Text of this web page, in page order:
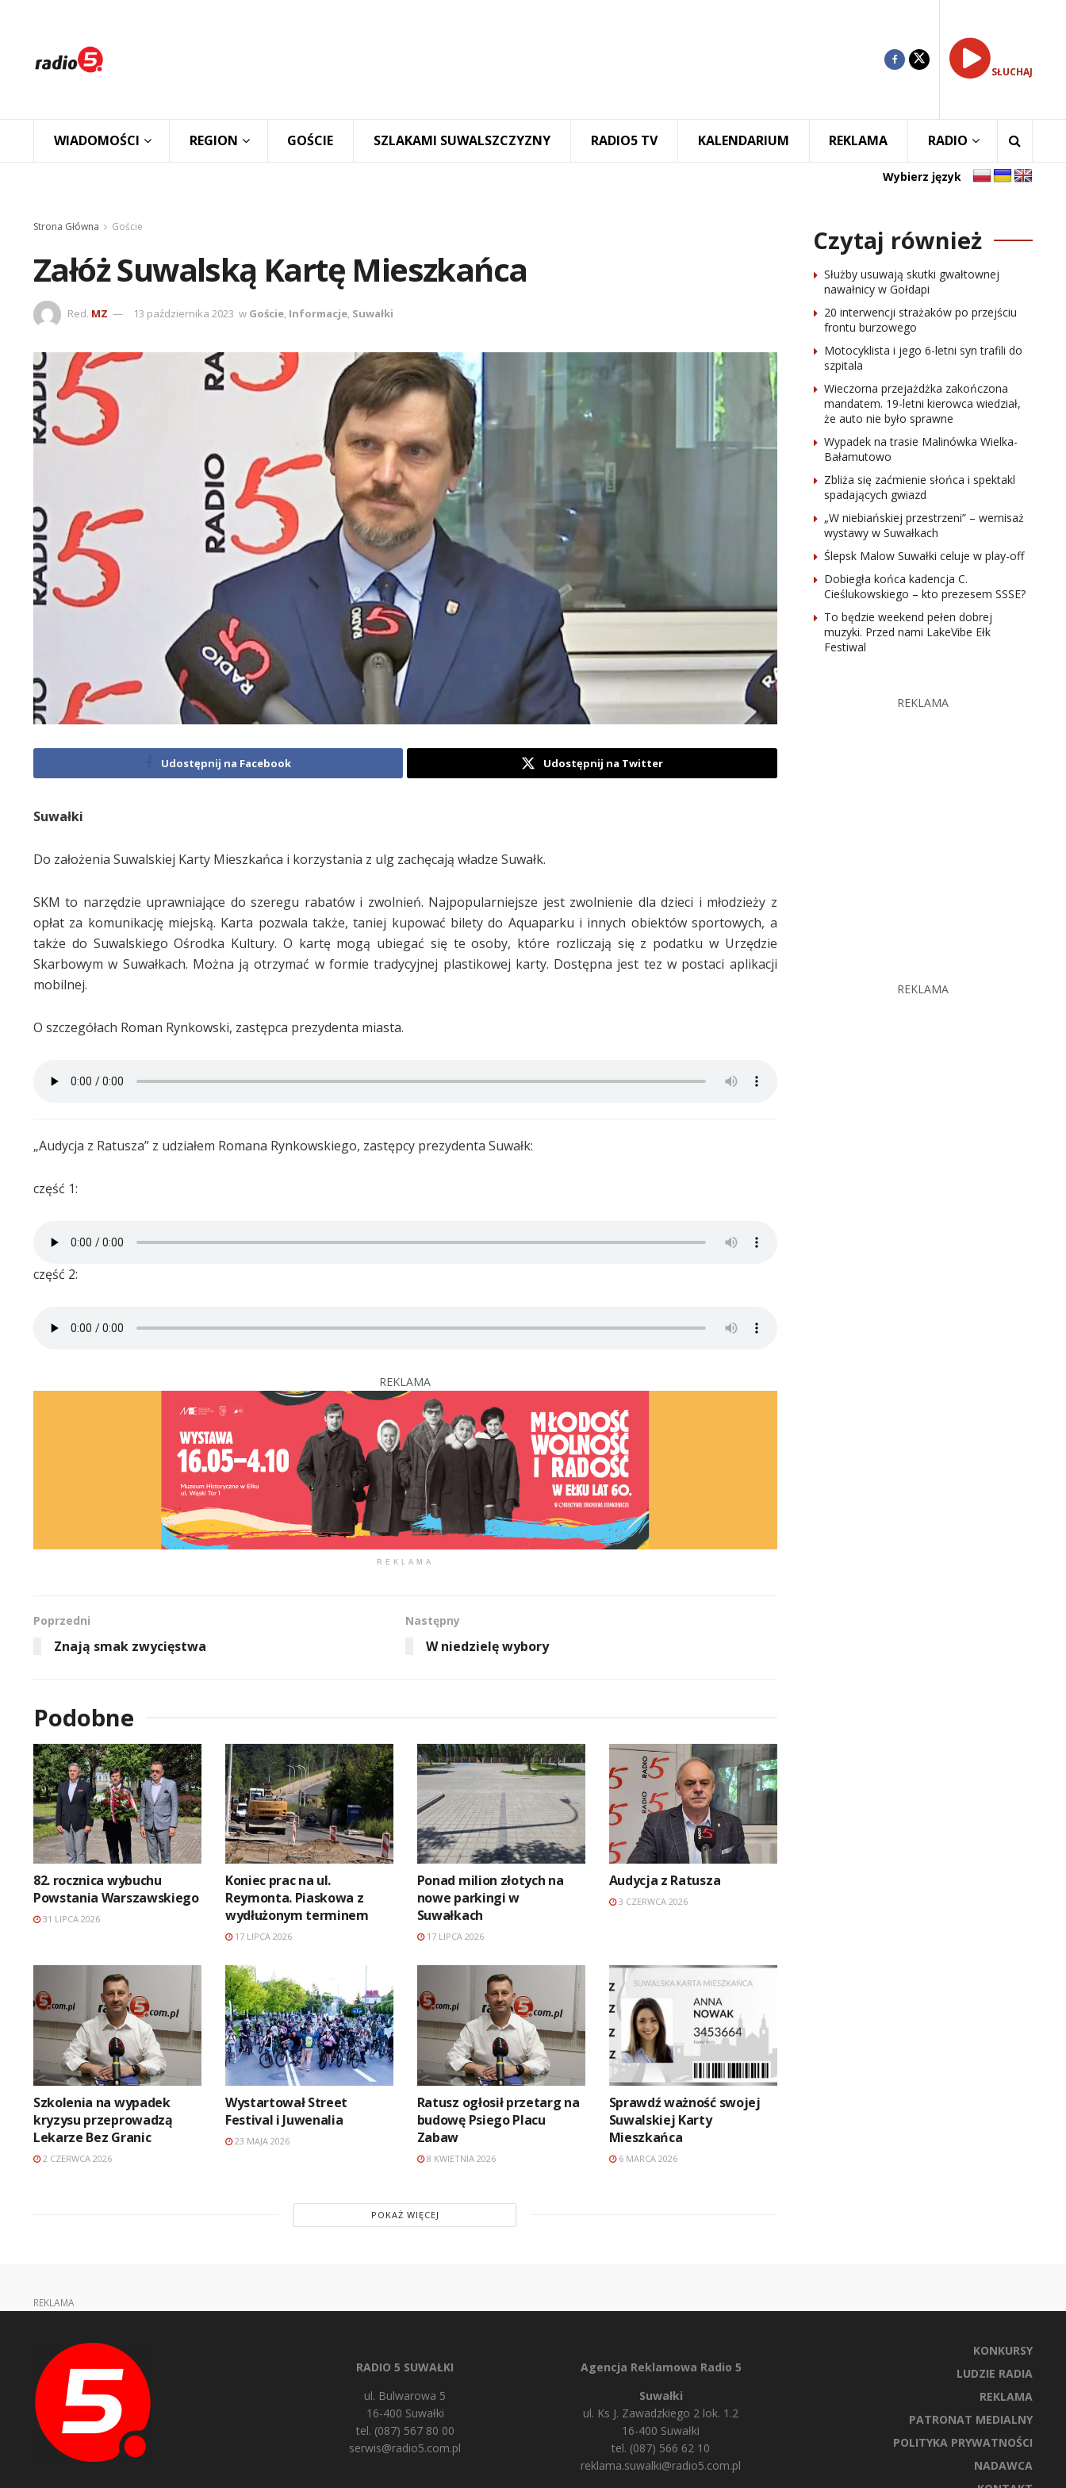
SŁUCHAJ
WIADOMOŚCI REGION GOŚCIE SZLAKAMI SUWALSZCZYZNY RADIO5 TV KALENDARIUM REKLAMA RADIO
Wybierz język
Strona Główna Goście
Załóż Suwalską Kartę Mieszkańca
Red. MZ 13 października 2023 w Goście, Informacje, Suwałki
Udostępnij na Facebook Udostępnij na Twitter
Suwałki
Do założenia Suwalskiej Karty Mieszkańca i korzystania z ulg zachęcają władze Suwałk.
SKM to narzędzie uprawniające do szeregu rabatów i zwolnień. Najpopularniejsze jest zwolnienie dla dzieci i młodzieży z
opłat za komunikację miejską. Karta pozwala także, taniej kupować bilety do Aquaparku i innych obiektów sportowych, a
także do Suwalskiego Ośrodka Kultury. O kartę mogą ubiegać się te osoby, które rozliczają się z podatku w Urzędzie
Skarbowym w Suwałkach. Można ją otrzymać w formie tradycyjnej plastikowej karty. Dostępna jest tez w postaci aplikacji
mobilnej.
O szczegółach Roman Rynkowski, zastępca prezydenta miasta.
„Audycja z Ratusza” z udziałem Romana Rynkowskiego, zastępcy prezydenta Suwałk:
część 1:
część 2:
REKLAMA
REKLAMA
Poprzedni
Znają smak zwycięstwa
Następny
W niedzielę wybory
Podobne
82. rocznica wybuchu
Powstania Warszawskiego
31 LIPCA 2026
Koniec prac na ul.
Reymonta. Piaskowa z
wydłużonym terminem
17 LIPCA 2026
Ponad milion złotych na
nowe parkingi w
Suwałkach
17 LIPCA 2026
Audycja z Ratusza
3 CZERWCA 2026
Szkolenia na wypadek
kryzysu przeprowadzą
Lekarze Bez Granic
2 CZERWCA 2026
Wystartował Street
Festival i Juwenalia
23 MAJA 2026
Ratusz ogłosił przetarg na
budowę Psiego Placu
Zabaw
8 KWIETNIA 2026
Sprawdź ważność swojej
Suwalskiej Karty
Mieszkańca
6 MARCA 2026
POKAŻ WIĘCEJ
Czytaj również
Służby usuwają skutki gwałtownej
nawałnicy w Gołdapi
20 interwencji strażaków po przejściu
frontu burzowego
Motocyklista i jego 6-letni syn trafili do
szpitala
Wieczorna przejażdżka zakończona
mandatem. 19-letni kierowca wiedział,
że auto nie było sprawne
Wypadek na trasie Malinówka Wielka-
Bałamutowo
Zbliża się zaćmienie słońca i spektakl
spadających gwiazd
„W niebiańskiej przestrzeni” – wernisaż
wystawy w Suwałkach
Ślepsk Malow Suwałki celuje w play-off
Dobiegła końca kadencja C.
Cieślukowskiego – kto prezesem SSSE?
To będzie weekend pełen dobrej
muzyki. Przed nami LakeVibe Ełk
Festiwal
REKLAMA
REKLAMA
REKLAMA
RADIO 5 SUWAŁKI
ul. Bulwarowa 5
16-400 Suwałki
tel. (087) 567 80 00
serwis@radio5.com.pl
Agencja Reklamowa Radio 5
Suwałki
ul. Ks J. Zawadzkiego 2 lok. 1.2
16-400 Suwałki
tel. (087) 566 62 10
reklama.suwalki@radio5.com.pl
KONKURSY
LUDZIE RADIA
REKLAMA
PATRONAT MEDIALNY
POLITYKA PRYWATNOŚCI
NADAWCA